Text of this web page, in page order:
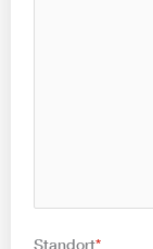
Standort*